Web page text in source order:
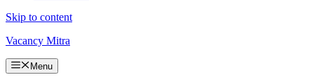
Skip to content
Vacancy Mitra
Menu